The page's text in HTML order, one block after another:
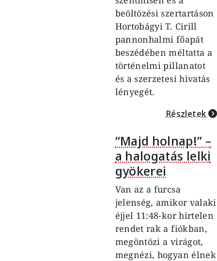
beöltözési szertartáson
Hortobágyi T. Cirill
pannonhalmi főapát
beszédében méltatta a
történelmi pillanatot
és a szerzetesi hivatás
lényegét.
Részletek
“Majd holnap!” –
a halogatás lelki
gyökerei
Van az a furcsa
jelenség, amikor valaki
éjjel 11:48-kor hirtelen
rendet rak a fiókban,
megöntözi a virágot,
megnézi, hogyan élnek